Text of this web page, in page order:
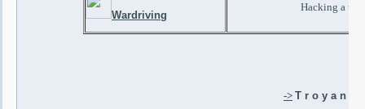
Wardriving
Hacking a
-> T r o y a n o s